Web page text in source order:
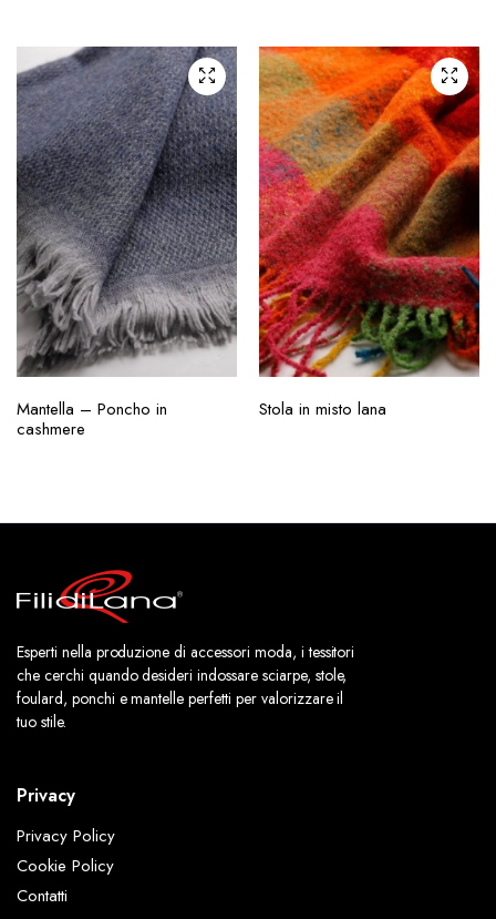
Mantella – Poncho in
cashmere
Stola in misto lana
Esperti nella produzione di accessori moda, i tessitori
che cerchi quando desideri indossare sciarpe, stole,
foulard, ponchi e mantelle perfetti per valorizzare il
tuo stile.
Privacy
Privacy Policy
Cookie Policy
Contatti